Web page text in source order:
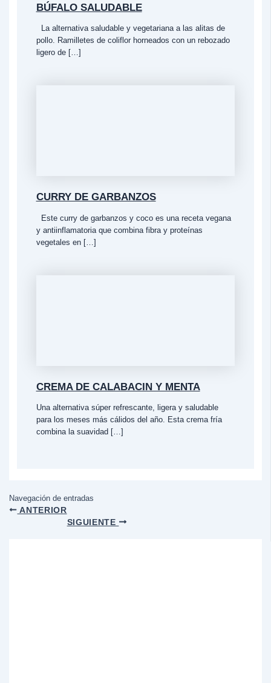
BÚFALO SALUDABLE
La alternativa saludable y vegetariana a las alitas de
pollo. Ramilletes de coliflor horneados con un rebozado
ligero de […]
CURRY DE GARBANZOS
Este curry de garbanzos y coco es una receta vegana
y antiinflamatoria que combina fibra y proteínas
vegetales en […]
CREMA DE CALABACIN Y MENTA
Una alternativa súper refrescante, ligera y saludable
para los meses más cálidos del año. Esta crema fría
combina la suavidad […]
Navegación de entradas
ANTERIOR
SIGUIENTE